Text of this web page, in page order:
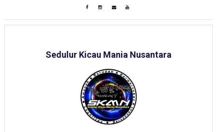
Sedulur Kicau Mania Nusantara